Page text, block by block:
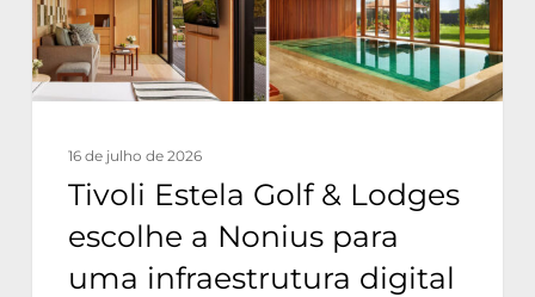
a
Nonius
para
infraestrutura
digital
totalmente
integrada
16 de julho de 2026
Tivoli Estela Golf & Lodges
escolhe a Nonius para
uma infraestrutura digital